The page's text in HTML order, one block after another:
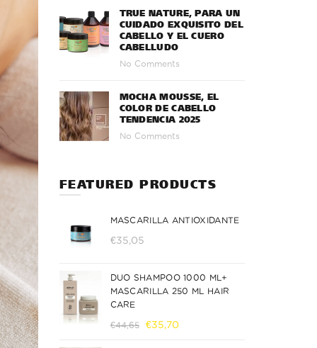
TRUE NATURE, PARA UN
CUIDADO EXQUISITO DEL
CABELLO Y EL CUERO
CABELLUDO
No Comments
MOCHA MOUSSE, EL
COLOR DE CABELLO
TENDENCIA 2025
No Comments
FEATURED PRODUCTS
MASCARILLA ANTIOXIDANTE
€35,05
DUO SHAMPOO 1000 ML+
MASCARILLA 250 ML HAIR
CARE
€44,65
El
€35,70